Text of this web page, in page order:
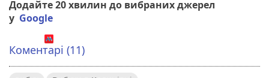
Додайте 20 хвилин до вибраних джерел
у Google
Коментарі (11)